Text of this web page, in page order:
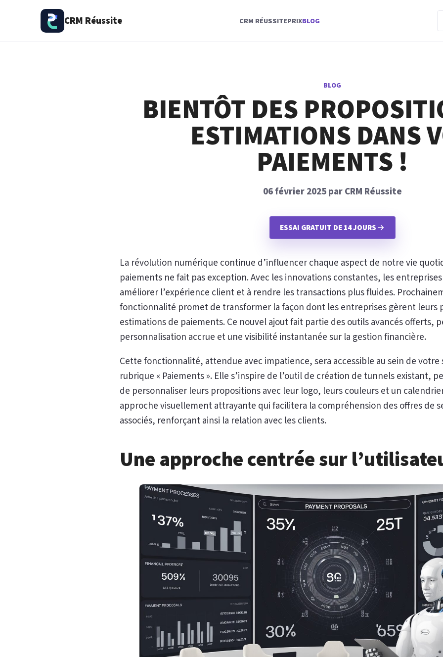
CRM Réussite CRM RÉUSSITEPRIXBLOG
BLOG
BIENTÔT DES
ESTIMATIONS DANS
PAIEMENTS !
06 février 2025 par CRM Réussite
ESSAI GRATUIT DE 14 JOURS
La révolution numérique continue d’influencer chaque aspect de notre vie
paiements ne fait pas exception. Avec les innovations constantes, les
améliorer l’expérience client et à rendre les transactions plus fluides.
fonctionnalité promet de transformer la façon dont les entreprises gèrent leurs
estimations de paiements. Ce nouvel ajout fait partie des outils avancés offerts,
personnalisation accrue et une visibilité instantanée sur la gestion financière.
Cette fonctionnalité, attendue avec impatience, sera accessible au sein de votre
rubrique « Paiements ». Elle s’inspire de l’outil de création de tunnels existant,
de personnaliser leurs propositions avec leur logo, leurs couleurs et un
approche visuellement attrayante qui facilitera la compréhension des offres de
associés, renforçant ainsi la relation avec les clients.
Une approche centrée sur